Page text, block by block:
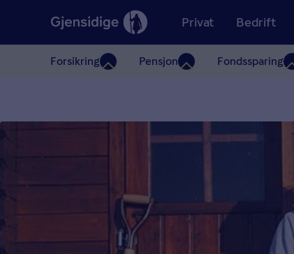
Privat
Forsikring Pensjon Fondssparing
Bedrift